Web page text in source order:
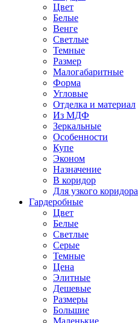
Цвет
Белые
Венге
Светлые
Темные
Размер
Малогабаритные
Форма
Угловые
Отделка и материал
Из МДФ
Зеркальные
Особенности
Купе
Эконом
Назначение
В коридор
Для узкого коридора
Гардеробные
Цвет
Белые
Светлые
Серые
Темные
Цена
Элитные
Дешевые
Размеры
Большие
Маленькие